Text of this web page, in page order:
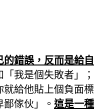
錯誤，反而是給自
「我是個失敗者」；
給他貼上個負面標
傢伙」。 這是一種